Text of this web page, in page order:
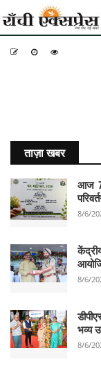
ताज़ा खबर
आज
8/6/
8/6/
भव्य
8/6/